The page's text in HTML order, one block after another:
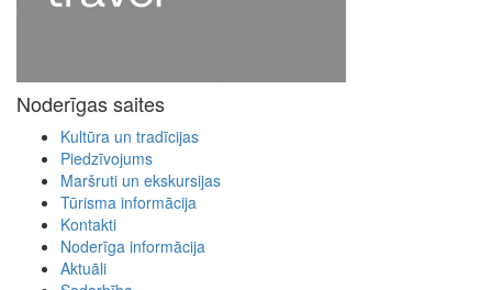
Noderīgas saites
Kultūra un tradīcijas
Piedzīvojums
Maršruti un ekskursijas
Tūrisma informācija
Kontakti
Noderīga informācija
Aktuāli